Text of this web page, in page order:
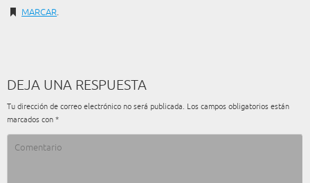
MARCAR.
DEJA UNA RESPUESTA
Tu dirección de correo electrónico no será publicada. Los campos obligatorios están
marcados con *